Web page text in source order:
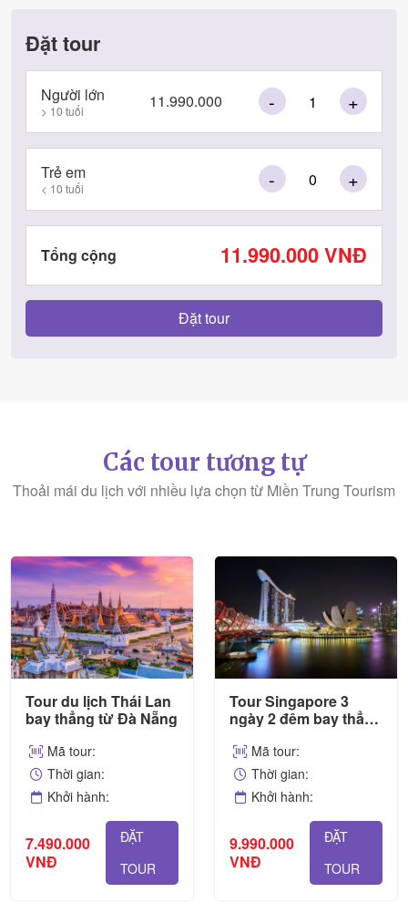
Đặt tour
Người lớn
> 10 tuổi 11.990.000 - +
Trẻ em
< 10 tuổi - +
Tổng cộng 11.990.000VNĐ
Các tour tương tự
Thoải mái du lịch với nhiều lựa chọn từ Miền Trung Tourism
Tour du lịch Thái Lan
bay thẳng từ Đà Nẵng
Mã tour:
Thời gian:
Khởi hành:
7.490.000
VNĐ
ĐẶT
TOUR
Tour Singapore 3
ngày 2 đêm bay thẳng
Mã tour:
Thời gian:
Khởi hành:
9.990.000
VNĐ
ĐẶT
TOUR